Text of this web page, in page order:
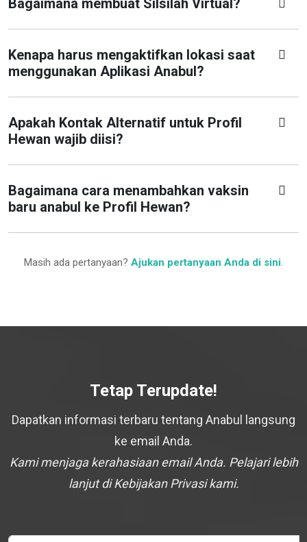
Bagaimana membuat Silsilah Virtual?
Kenapa harus mengaktifkan lokasi saat
menggunakan Aplikasi Anabul?
Apakah Kontak Alternatif untuk Profil
Hewan wajib diisi?
Bagaimana cara menambahkan vaksin
baru anabul ke Profil Hewan?
Masih ada pertanyaan? Ajukan pertanyaan Anda di sini.
Tetap Terupdate!
Dapatkan informasi terbaru tentang Anabul langsung
ke email Anda.
Kami menjaga kerahasiaan email Anda. Pelajari lebih
lanjut di Kebijakan Privasi kami.